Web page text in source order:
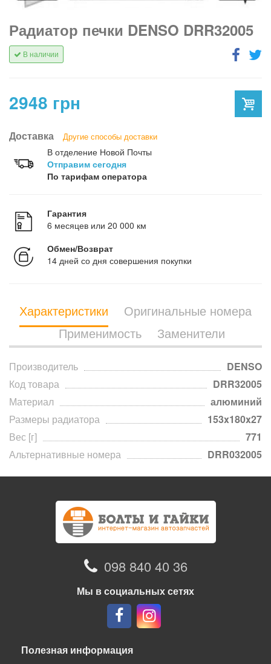
Радиатор печки DENSO DRR32005
В наличии
2948 грн
Доставка Другие способы доставки
В отделение Новой Почты
Отправим сегодня
По тарифам оператора
Гарантия
6 месяцев или 20 000 км
Обмен/Возврат
14 дней со дня совершения покупки
Характеристики
Оригинальные номера
Применимость
Заменители
Производитель
DENSO
Код товара
DRR32005
Материал
алюминий
Размеры радиатора
153x180x27
Вес [г]
771
Альтернативные номера
DRR032005
098 840 40 36
Мы в социальных сетях
Полезная информация